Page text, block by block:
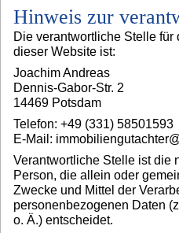
Hinweis zur
Die verantwortliche Stelle
dieser Website ist:
Joachim Andreas
Dennis-Gabor-Str. 2
14469 Potsdam
Telefon: +49 (331) 58501593
E-Mail:
Verantwortliche Stelle ist die
Person, die allein oder
Zwecke und Mittel der
personenbezogenen Daten
o. Ä.) entscheidet.